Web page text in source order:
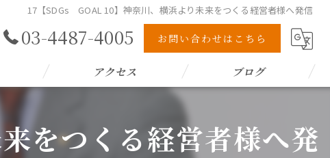
17【SDGs GOAL 10】神奈川、横浜より未来をつくる経営者様へ発信
03-4487-4005 お問い合わせはこちら
アクセス ブログ
をつくる経営者様へ発